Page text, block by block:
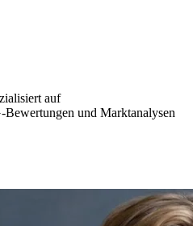
auf
Bewertungen und Marktanalysen